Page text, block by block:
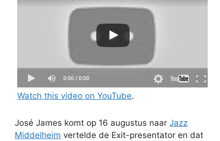
Watch this video on YouTube.
José James komt op 16 augustus naar Jazz
Middelheim vertelde de Exit-presentator en dat